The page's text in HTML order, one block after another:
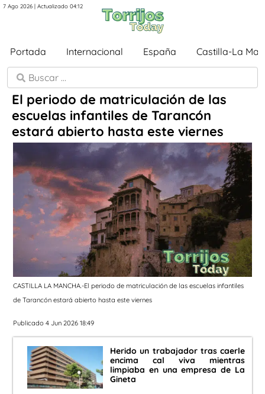
7 Ago 2026 | Actualizado 04:12
Portada Internacional España Castilla-La
El periodo de matriculación de las
escuelas infantiles de Tarancón
estará abierto hasta este viernes
CASTILLA LA MANCHA.-El periodo de matriculación de las escuelas infantiles
de Tarancón estará abierto hasta este viernes
Publicado 4 Jun 2026 18:49
Herido un trabajador tras caerle
encima cal viva mientras
limpiaba en una empresa de La
Gineta